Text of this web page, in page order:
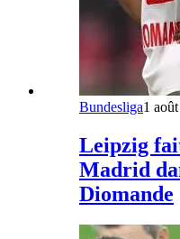
Bundesliga1
Leipzig
Madrid
Diomande